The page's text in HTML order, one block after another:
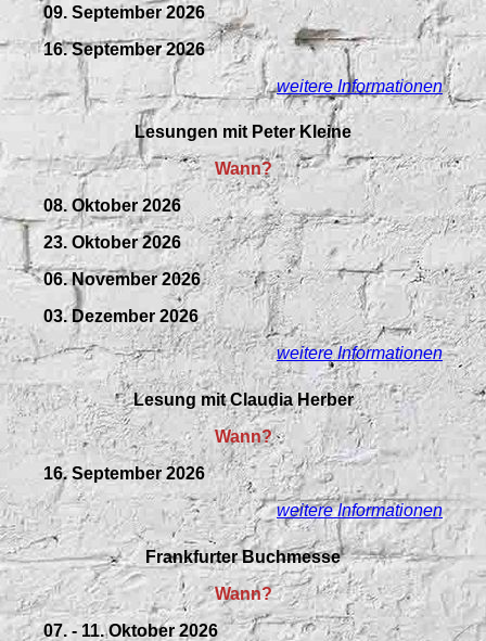
09. September2026
16. September 2026
weitere Informationen
Lesungen mit Peter Kleine
Wann?
08. Oktober 2026
23. Oktober 2026
06. November 2026
03. Dezember 2026
weitere Informationen
Lesung mit Claudia Herber
Wann?
16. September 2026
weitere Informationen
Frankfurter Buchmesse
Wann?
07. - 11. Oktober 2026